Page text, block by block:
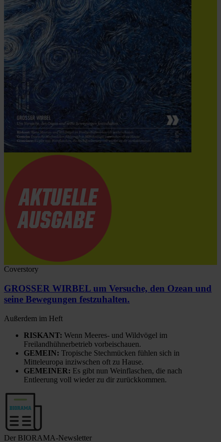
Coverstory
GROSSER WIRBEL um Versuche, den Ozean und
seine Bewegungen festzuhalten.
Außerdem im Heft
RISKANT: Wenn Meeres- und Wildvögel im
Freilandhühnerbetrieb vorbeischauen.
GEMEIN: Tropische Stechmücken fühlen sich in
Mitteleuropa inziwschen oft zu Hause.
GEMEINER: Es gibt nun Weinflaschen, die nach
Entleerung voll wieder zu dir zurückkommen.
Der BIORAMA-Newsletter